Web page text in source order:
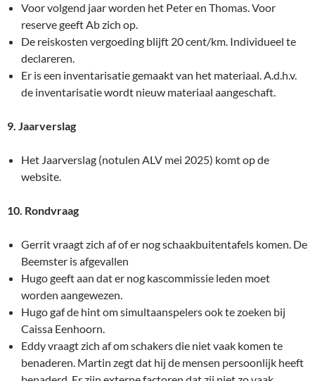
Voor volgend jaar worden het Peter en Thomas. Voor
reserve geeft Ab zich op.
De reiskosten vergoeding blijft 20 cent/km. Individueel te
declareren.
Er is een inventarisatie gemaakt van het materiaal. A.d.h.v.
de inventarisatie wordt nieuw materiaal aangeschaft.
9. Jaarverslag
Het Jaarverslag (notulen ALV mei 2025) komt op de
website.
10. Rondvraag
Gerrit vraagt zich af of er nog schaakbuitentafels komen. De
Beemster is afgevallen
Hugo geeft aan dat er nog kascommissie leden moet
worden aangewezen.
Hugo gaf de hint om simultaanspelers ook te zoeken bij
Caissa Eenhoorn.
Eddy vraagt zich af om schakers die niet vaak komen te
benaderen. Martin zegt dat hij de mensen persoonlijk heeft